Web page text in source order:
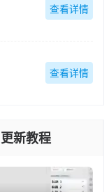
查看详情
查看详情
更新教程